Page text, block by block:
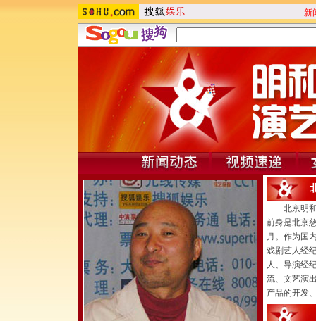
新
北京明和
前身是北京
月。作为国
戏剧艺人经
人、导演经
流、文艺演
产品的开发